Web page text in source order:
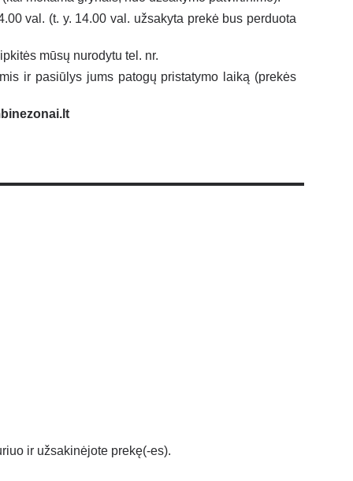
val. (t. y. 14.00 val. užsakyta prekė bus perduota
mūsų nurodytu tel. nr.
ir pasiūlys jums patogų pristatymo laiką (prekės
ir užsakinėjote prekę(-es).